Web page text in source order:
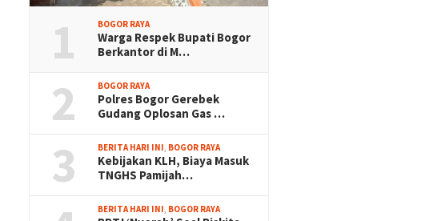
1 BOGOR RAYA
Warga Respek Bupati Bogor
Berkantor di M…
2 BOGOR RAYA
Polres Bogor Gerebek
Gudang Oplosan Gas …
3 BERITA HARI INI, BOGOR RAYA
Kebijakan KLH, Biaya Masuk
TNGHS Pamijah…
BERITA HARI INI, BOGOR RAYA